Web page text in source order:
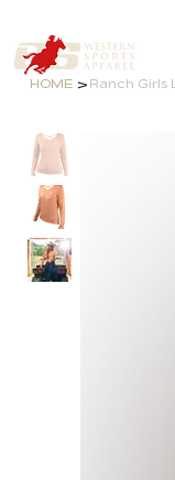
HOME > Ranch Girls